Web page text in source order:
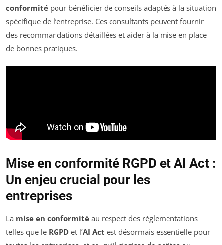
conformité pour bénéficier de conseils adaptés à la situation
spécifique de l’entreprise. Ces consultants peuvent fournir
des recommandations détaillées et aider à la mise en place
de bonnes pratiques.
Mise en conformité RGPD et AI Act :
Un enjeu crucial pour les
entreprises
La mise en conformité au respect des réglementations
telles que le RGPD et l’AI Act est désormais essentielle pour